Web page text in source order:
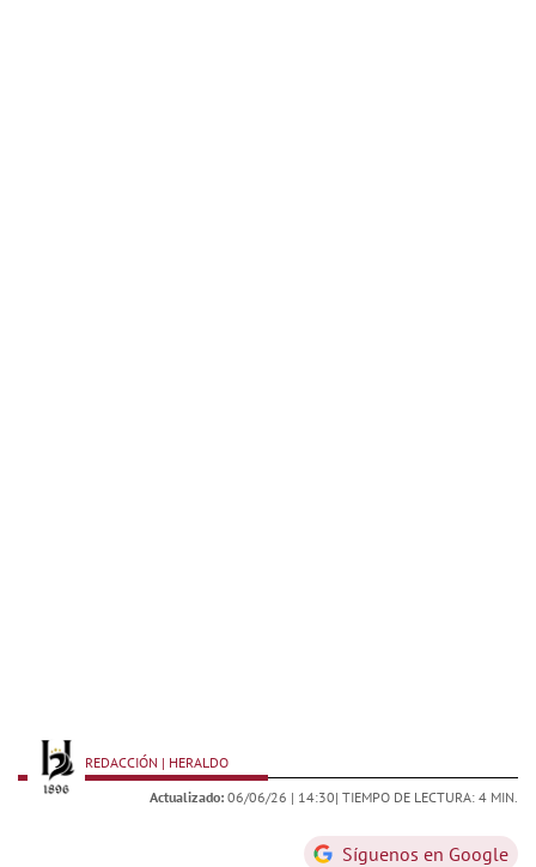
REDACCIÓN | HERALDO
Actualizado: 06/06/26 | 14:30| TIEMPO DE LECTURA: 4 MIN.
Síguenos en Google